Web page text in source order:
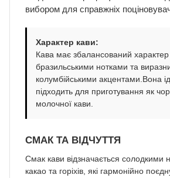
вибором для справжніх
Характер кави:
Кава має збалансований характер
бразильськими нотками та
колумбійськими акцентами.Вона
підходить для приготування як
молочної кави.
СМАК ТА ВІДЧУТТЯ
Смак кави відзначається солодкими
какао та горіхів, які гармонійно